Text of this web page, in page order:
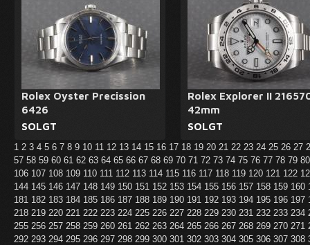
Rolex Oyster Precission
6426
SOLGT
Rolex Explorer II
42mm
SOLGT
1 2 3 4 5 6 7 8 9 10 11 12 13 14 15 16 17 18 19 20 21 22 23 24 25 26 27
57 58 59 60 61 62 63 64 65 66 67 68 69 70 71 72 73 74 75 76 77 78 79
106 107 108 109 110 111 112 113 114 115 116 117 118 119 120 121 122
144 145 146 147 148 149 150 151 152 153 154 155 156 157 158 159 160
181 182 183 184 185 186 187 188 189 190 191 192 193 194 195 196 197
218 219 220 221 222 223 224 225 226 227 228 229 230 231 232 233 234
255 256 257 258 259 260 261 262 263 264 265 266 267 268 269 270 271
292 293 294 295 296 297 298 299 300 301 302 303 304 305 306 307 308